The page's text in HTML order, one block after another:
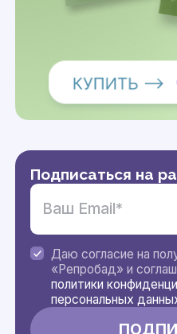
Подписаться на
Даю согласие на
«Репробад» и
политики
персональных